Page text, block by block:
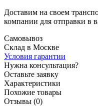
Доставим на своем
компании для отправки в
Самовывоз
Склад в Москве
Условия гарантии
Нужна консультация?
Оставьте заявку
Характеристики
Похожие товары
Отзывы (0)